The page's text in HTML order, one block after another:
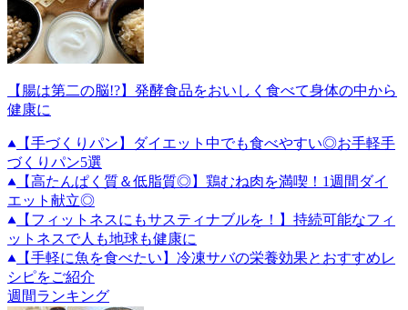
【腸は第二の脳!?】発酵食品をおいしく食べて身体の中から
健康に
【手づくりパン】ダイエット中でも食べやすい◎お手軽手
づくりパン5選
【高たんぱく質＆低脂質◎】鶏むね肉を満喫！1週間ダイ
エット献立◎
【フィットネスにもサスティナブルを！】持続可能なフィ
ットネスで人も地球も健康に
【手軽に魚を食べたい】冷凍サバの栄養効果とおすすめレ
シピをご紹介
週間ランキング